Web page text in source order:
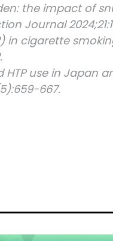
the impact of
Journal
in cigarette
HTP use in Japan
667.